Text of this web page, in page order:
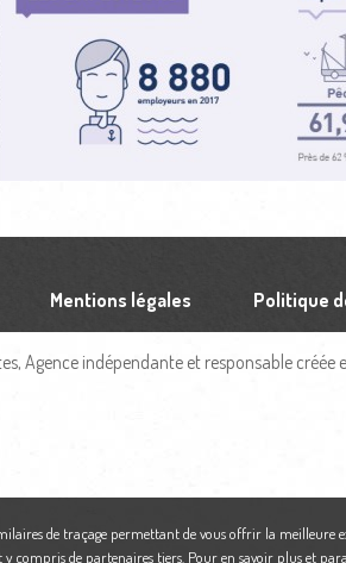
Mentions légales Politique
Agence indépendante et responsable créée
de traçage permettant de vous offrir la meilleure
compris de partenaires tiers. Pour en savoir plus et